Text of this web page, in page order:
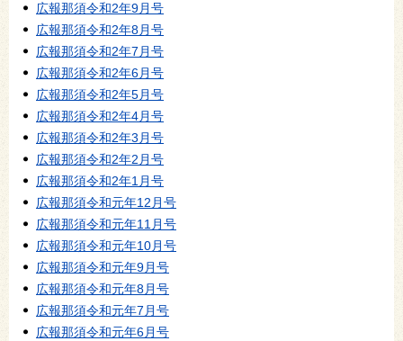
広報那須令和2年9月号
広報那須令和2年8月号
広報那須令和2年7月号
広報那須令和2年6月号
広報那須令和2年5月号
広報那須令和2年4月号
広報那須令和2年3月号
広報那須令和2年2月号
広報那須令和2年1月号
広報那須令和元年12月号
広報那須令和元年11月号
広報那須令和元年10月号
広報那須令和元年9月号
広報那須令和元年8月号
広報那須令和元年7月号
広報那須令和元年6月号